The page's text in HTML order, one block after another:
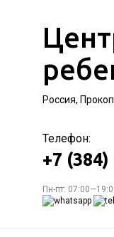
Россия,
Телефон:
+7
Пн-пт: